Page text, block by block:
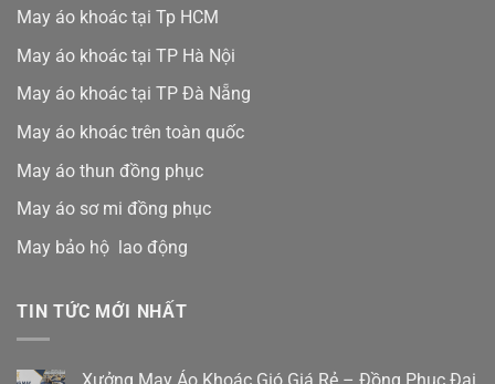
May áo khoác tại Tp HCM
May áo khoác tại TP Hà Nội
May áo khoác tại TP Đà Nẵng
May áo khoác trên toàn quốc
May áo thun đồng phục
May áo sơ mi đồng phục
May bảo hộ lao động
TIN TỨC MỚI NHẤT